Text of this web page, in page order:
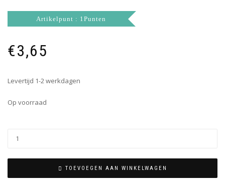
Artikelpunt : 1Punten
€3,65
Levertijd 1-2 werkdagen
Op voorraad
TOEVOEGEN AAN WINKELWAGEN